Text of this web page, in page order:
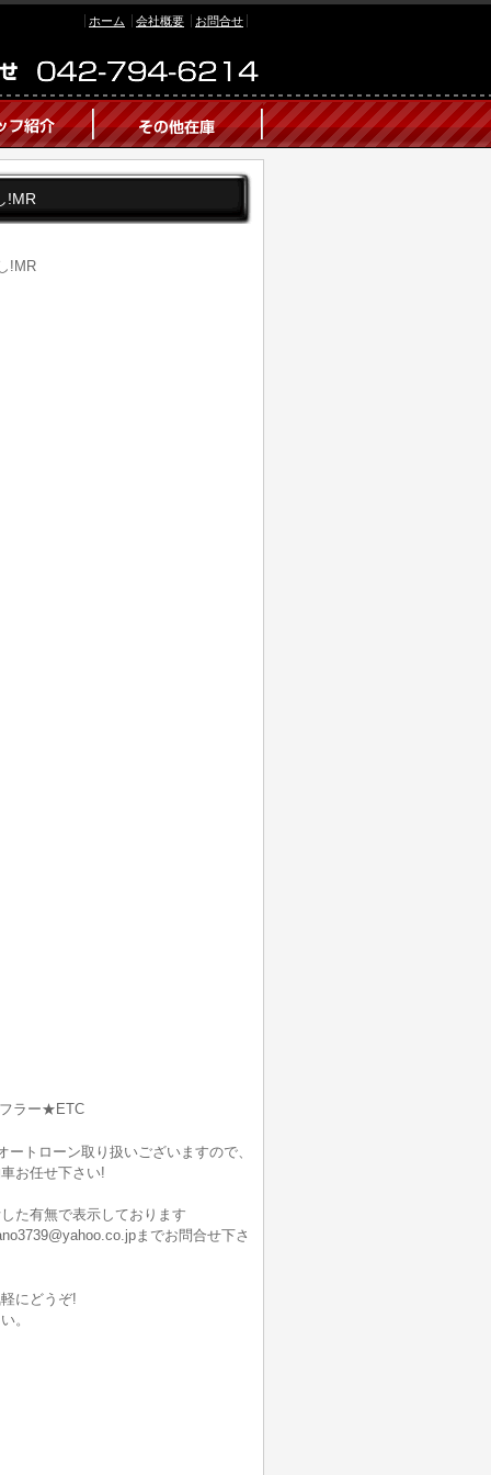
ホーム 会社概要 お問合せ
!MR
!MR
ラー★ETC
トローン取り扱いございますので、
お任せ下さい!
た有無で表示しております
までお問合せ下さ
にどうぞ!
。